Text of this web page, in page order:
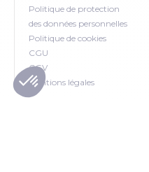
Politique de protection
des données personnelles
Politique de cookies
CGU
CGV
Mentions légales